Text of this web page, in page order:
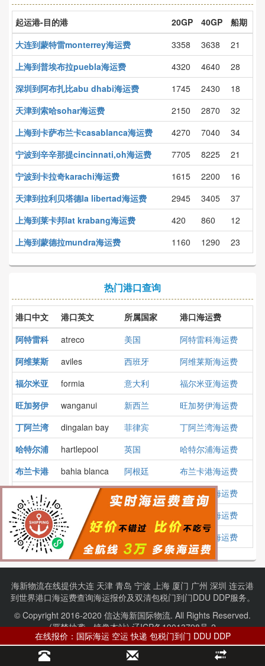
起运港-目的港 20GP 40GP
船期
大连到蒙特雷monterrey海运费
3358 3638
21
上海到普埃布拉puebla海运费
4320 4640
28
深圳到阿布扎比abu dhabi海运费
1745 2430
18
天津到索哈sohar海运费
2150 2870
32
上海到卡萨布兰卡casablanca海运费
4270 7040
34
宁波到辛辛那提cincinnati,oh海运费
7705 8225
21
宁波到卡拉奇karachi海运费
1615 2200
16
天津到拉利贝塔德la libertad海运费
2945 3405
37
上海到莱卡邦lat krabang海运费
420 860
12
上海到蒙德拉mundra海运费
1160 1290 23
热门港口查询
港口中文 港口英文 所属国家
港口海运费
阿特雷科
atreco 美国
阿特雷科海运费
阿维莱斯
aviles 西班牙
阿维莱斯海运费
福尔米亚
formia 意大利
福尔米亚海运费
旺加努伊
wanganui 新西兰
旺加努伊海运费
丁阿兰湾
dingalan bay 菲律宾
丁阿兰湾海运费
哈特尔浦
hartlepool 英国
哈特尔浦海运费
布兰卡港
bahia blanca 阿根廷
布兰卡港海运费
阿斯塔纳
哈萨克斯坦
阿斯塔纳海运费
莫尔费塔
molfetta
莫尔费塔海运费
阿利亚加
aliaga 土耳其 阿利亚加海运费
海新物流在线提供大连 天津 青岛 宁波 上海 厦门 广州 深圳 连云港
到世界港口海运费查询海运报价及双清包税门到门DDU DDP服务。
© Copyright 2016-2020 信达海新国际物流. All Rights Reserved.
(严禁抄袭、镜像本站).辽ICP备19013798号-2
项目合作：【QQ】1075827414 【电话】13604081355
波兰港口 伊朗港口 俄罗斯港口 澳大利亚港口 阿联酋港口
在线报价：国际海运 空运 快递 包税门到门 DDU DDP